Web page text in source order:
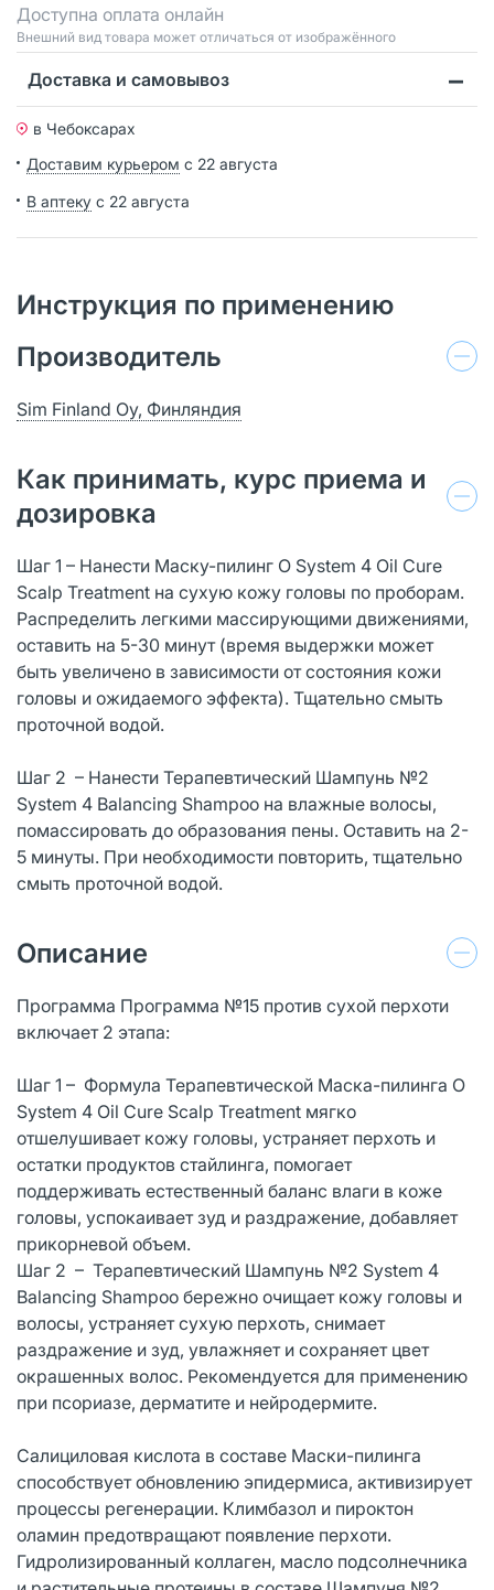
Доступна оплата онлайн
Bнешний вид товара может отличаться от изображённого
Доставка и самовывоз
в Чебоксарах
Доставим курьером с 22 августа
В аптеку с 22 августа
Инструкция по применению
Производитель
Sim Finland Oy, Финляндия
Как принимать, курс приема и
дозировка
Шаг 1 – Нанести Маску-пилинг O System 4 Oil Cure
Scalp Treatment на сухую кожу головы по проборам.
Распределить легкими массирующими движениями,
оставить на 5-30 минут (время выдержки может
быть увеличено в зависимости от состояния кожи
головы и ожидаемого эффекта). Тщательно смыть
проточной водой.
Шаг 2 – Нанести Терапевтический Шампунь №2
System 4 Balancing Shampoo на влажные волосы,
помассировать до образования пены. Оставить на 2-
5 минуты. При необходимости повторить, тщательно
смыть проточной водой.
Описание
Программа Программа №15 против сухой перхоти
включает 2 этапа:
Шаг 1 – Формула Терапевтической Маска-пилинга O
System 4 Oil Cure Scalp Treatment мягко
отшелушивает кожу головы, устраняет перхоть и
остатки продуктов стайлинга, помогает
поддерживать естественный баланс влаги в коже
головы, успокаивает зуд и раздражение, добавляет
прикорневой объем.
Шаг 2 – Терапевтический Шампунь №2 System 4
Balancing Shampoo бережно очищает кожу головы и
волосы, устраняет сухую перхоть, снимает
раздражение и зуд, увлажняет и сохраняет цвет
окрашенных волос. Рекомендуется для применению
при псориазе, дерматите и нейродермите.
Салициловая кислота в составе Маски-пилинга
способствует обновлению эпидермиса, активизирует
процессы регенерации. Климбазол и пироктон
оламин предотвращают появление перхоти.
Гидролизированный коллаген, масло подсолнечника